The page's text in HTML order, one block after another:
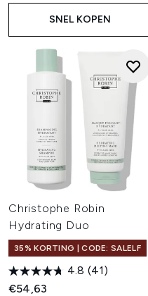
SNEL KOPEN
Christophe Robin
Hydrating Duo
35% KORTING | CODE: SALELF
4.8 (41)
€54,63